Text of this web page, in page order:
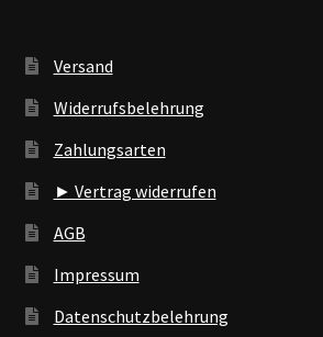
Versand
Widerrufsbelehrung
Zahlungsarten
► Vertrag widerrufen
AGB
Impressum
Datenschutzbelehrung